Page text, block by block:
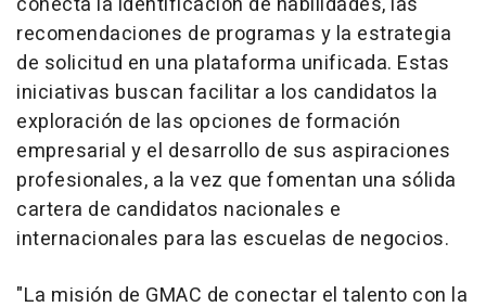
recomendaciones de programas y la estrategia
de solicitud en una plataforma unificada. Estas
iniciativas buscan facilitar a los candidatos la
exploración de las opciones de formación
empresarial y el desarrollo de sus aspiraciones
profesionales, a la vez que fomentan una sólida
cartera de candidatos nacionales e
internacionales para las escuelas de negocios.
"La misión de GMAC de conectar el talento con la